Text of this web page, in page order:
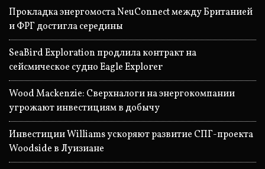
Прокладка энергомоста NeuConnect между Британией
и ФРГ достигла середины
SeaBird Exploration продлила контракт на
сейсмическое судно Eagle Explorer
Wood Mackenzie: Сверхналоги на энергокомпании
угрожают инвестициям в добычу
Инвестиции Williams ускоряют развитие СПГ-проекта
Woodside в Луизиане